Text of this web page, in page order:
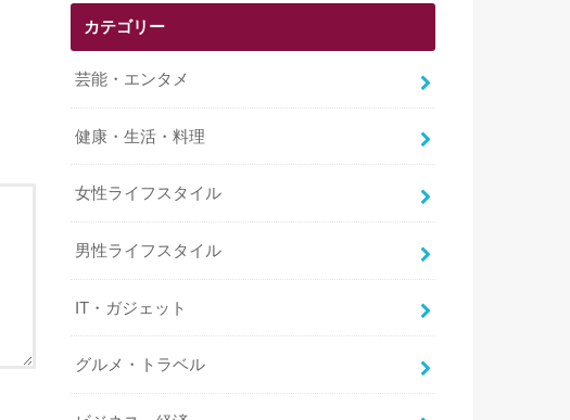
カテゴリー
芸能・エンタメ
健康・生活・料理
女性ライフスタイル
男性ライフスタイル
IT・ガジェット
グルメ・トラベル